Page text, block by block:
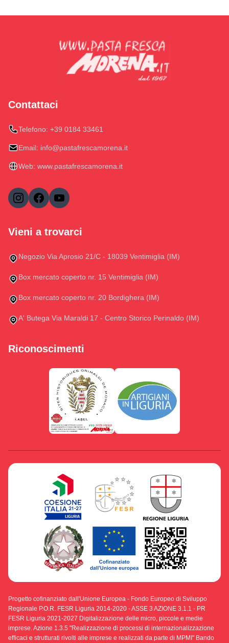
Contattaci
Telefono: +39 0184 33461
Email: info@pastafrescamorena.it
Web: www.pastafrescamorena.it
Vieni a trovarci
Negozio Via Aprosio 21/C - 18039 Ventimiglia (IM)
Box mercato coperto nr. 15 Ventimiglia (IM)
Box mercato coperto nr. 20 Bordighera (IM)
A' Butega Via Maraldi 17 - Centro Storico Perinaldo (IM)
Riconoscimenti
Progetto cofinanziato dall'Unione Europea - Fondo Europeo di Sviluppo
Regionale P.O.R. FESR Liguria 2014-2020 - ASSE 3 AZIONE 3.1.1 - PR
FESR Liguria 2021-2027 Digitalizzazione delle micro, piccole e medie
imprese. Azione 1.3.5 "Realizzazione di processi di internazionalizzazione
efficaci e strutturati rivolti alle imprese e realizzati da parte di MPMI" Bando